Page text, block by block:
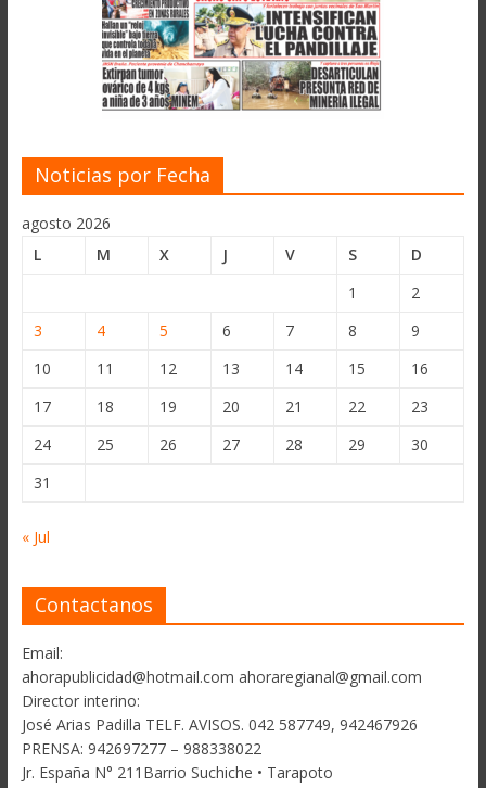
Noticias por Fecha
agosto 2026
L
M X J V S
D
1
2
3
4 5 6 7 8
9
10
11 12 13 14 15
16
17
18 19 20 21 22
23
24
25 26 27 28 29
30
31
« Jul
Contactanos
Email:
ahorapublicidad@hotmail.com ahoraregianal@gmail.com
Director interino:
José Arias Padilla TELF. AVISOS. 042 587749, 942467926
PRENSA: 942697277 – 988338022
Jr. España N° 211Barrio Suchiche • Tarapoto